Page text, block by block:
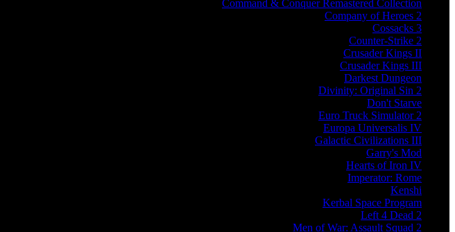
Command & Conquer Remastered Collection
Company of Heroes 2
Cossacks 3
Counter-Strike 2
Crusader Kings II
Crusader Kings III
Darkest Dungeon
Divinity: Original Sin 2
Don't Starve
Euro Truck Simulator 2
Europa Universalis IV
Galactic Civilizations III
Garry's Mod
Hearts of Iron IV
Imperator: Rome
Kenshi
Kerbal Space Program
Left 4 Dead 2
Men of War: Assault Squad 2